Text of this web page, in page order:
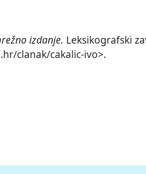
izdanje. Leksikografski
clanak/cakalic-ivo>.